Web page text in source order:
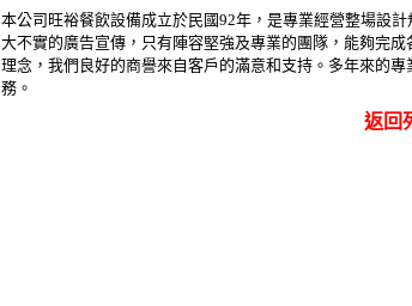
本公司旺裕餐飲設備成立於民國92年，是專業經營整場設
大不實的廣告宣傳，只有陣容堅強及專業的團隊，能夠完
理念，我們良好的商譽來自客戶的滿意和支持。多年來的
務。
返回